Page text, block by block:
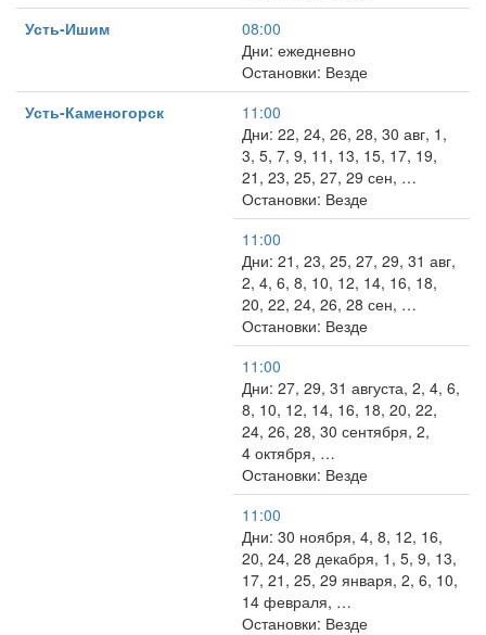
Усть-Ишим
08:00
Дни: ежедневно
Остановки: Везде
Усть-Каменогорск
11:00
Дни: 22, 24, 26, 28, 30 авг, 1,
3, 5, 7, 9, 11, 13, 15, 17, 19,
21, 23, 25, 27, 29 сен, …
Остановки: Везде
11:00
Дни: 21, 23, 25, 27, 29, 31 авг,
2, 4, 6, 8, 10, 12, 14, 16, 18,
20, 22, 24, 26, 28 сен, …
Остановки: Везде
11:00
Дни: 27, 29, 31 августа, 2, 4, 6,
8, 10, 12, 14, 16, 18, 20, 22,
24, 26, 28, 30 сентября, 2,
4 октября, …
Остановки: Везде
11:00
Дни: 30 ноября, 4, 8, 12, 16,
20, 24, 28 декабря, 1, 5, 9, 13,
17, 21, 25, 29 января, 2, 6, 10,
14 февраля, …
Остановки: Везде